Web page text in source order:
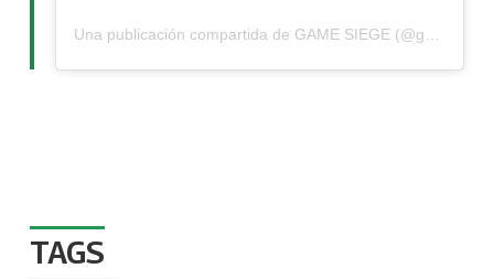
Una publicación compartida de GAME SIEGE (@gamesiege)
TAGS